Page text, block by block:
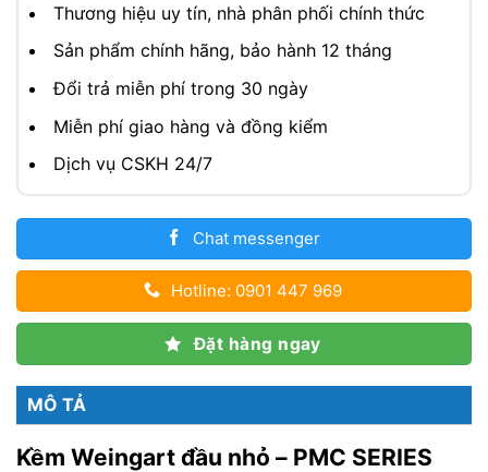
Thương hiệu uy tín, nhà phân phối chính thức
Sản phẩm chính hãng, bảo hành 12 tháng
Đổi trả miễn phí trong 30 ngày
Miễn phí giao hàng và đồng kiểm
Dịch vụ CSKH 24/7
Chat messenger
Hotline: 0901 447 969
Đặt hàng ngay
MÔ TẢ
Kềm Weingart đầu nhỏ – PMC SERIES